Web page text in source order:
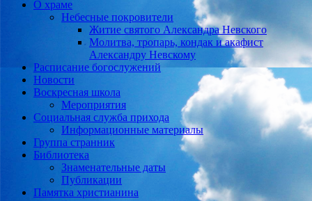
О храме
Небесные покровители
Житие святого Александра Невского
Молитва, тропарь, кондак и акафист
Александру Невскому
Расписание богослужений
Новости
Воскресная школа
Мероприятия
Социальная служба прихода
Информационные материалы
Группа странник
Библиотека
Знаменательные даты
Публикации
Памятка христианина